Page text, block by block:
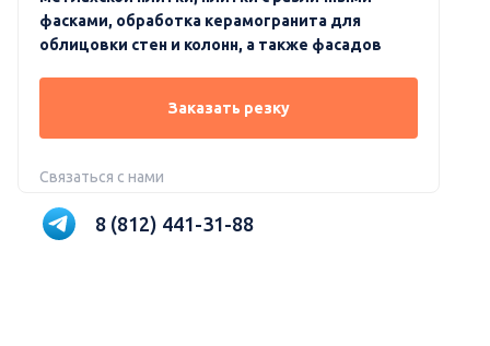
фасками, обработка керамогранита для
облицовки стен и колонн, а также фасадов
Заказать резку
Связаться с нами
8 (812) 441-31-88